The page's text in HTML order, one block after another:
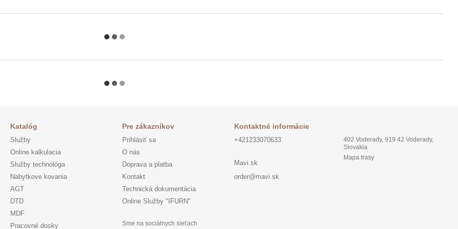
Katalóg
Služby
Online kalkulacia
Služby technológa
Nabytkove kovania
AGT
DTD
MDF
Pracovné dosky
Pre zákazníkov
Prihlásiť sa
O nás
Doprava a platba
Kontakt
Technická dokumentácia
Online Služby "IFURN"
Sme na sociálnych sieťach
Kontaktné informácie
+421233070633
Mavi.sk
order@mavi.sk
402 Voderady, 919 42 Voderady,
Slovakia
Mapa trasy